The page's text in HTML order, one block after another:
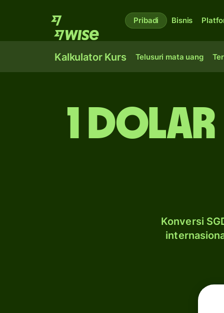
Pribadi Bisnis
Kalkulator Kurs Telusuri mata uang
1 dolar
Konversi